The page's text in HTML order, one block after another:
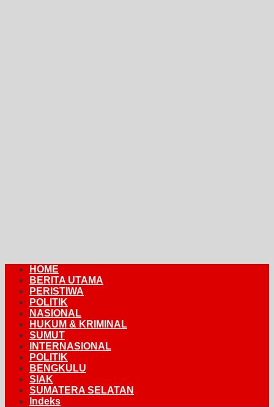
HOME
BERITA UTAMA
PERISTIWA
POLITIK
NASIONAL
HUKUM & KRIMINAL
SUMUT
INTERNASIONAL
POLITIK
BENGKULU
SIAK
SUMATERA SELATAN
Indeks